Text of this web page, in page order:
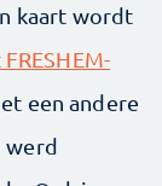
kaart wordt
een andere
werd